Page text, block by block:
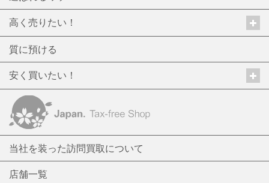
高く売りたい！
質に預ける
安く買いたい！
当社を装った訪問買取について
店舗一覧